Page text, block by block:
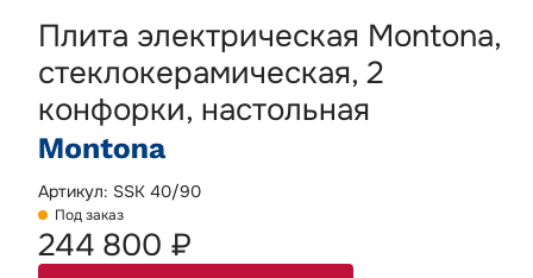
Плита электрическая Montona,
стеклокерамическая, 2
конфорки, настольная
Артикул: SSK 40/90
Под заказ
244 800 ₽